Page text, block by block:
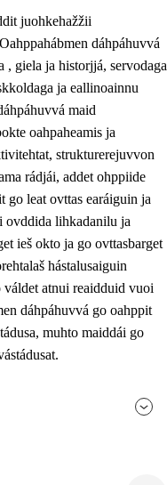
juohkehažžii
dáhpáhuvvá
, giela ja historjjá, servodaga
ja eallinoainnu
maid
oahpaheamis ja
strukturerejuvvon
rádjái, addet ohppiide
go leat ovttas earáiguin ja
ovddida lihkadanilu ja
ieš okto ja go ovttasbarget
hástalusaiguin
atnui reaidduid vuoi
dáhpáhuvvá go oahppit
muhto maiddái go